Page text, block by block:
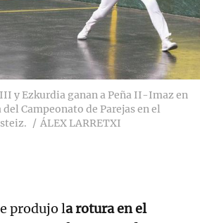
y Ezkurdia ganan a Peña II-Imaz en
Campeonato de Parejas en el
ÁLEX LARRETXI
produjo la rotura en el